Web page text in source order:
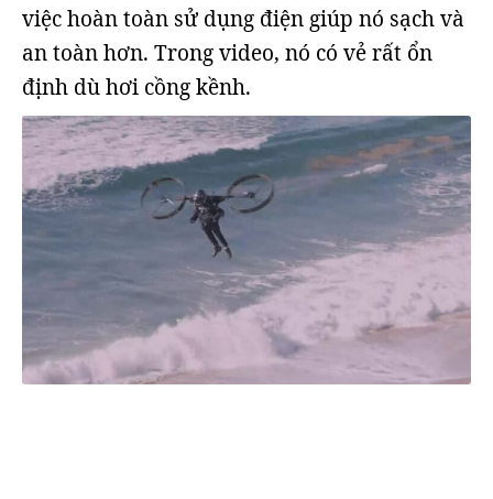
việc hoàn toàn sử dụng điện giúp nó sạch và
an toàn hơn. Trong video, nó có vẻ rất ổn
định dù hơi cồng kềnh.